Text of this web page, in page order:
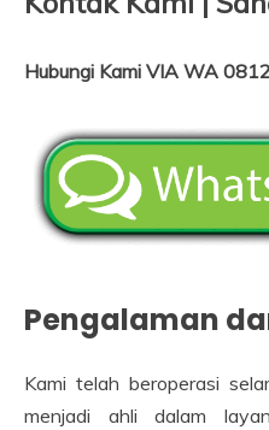
Hubungi Kami VIA WA
Pengalaman
Kami telah beroperasi
menjadi ahli dalam